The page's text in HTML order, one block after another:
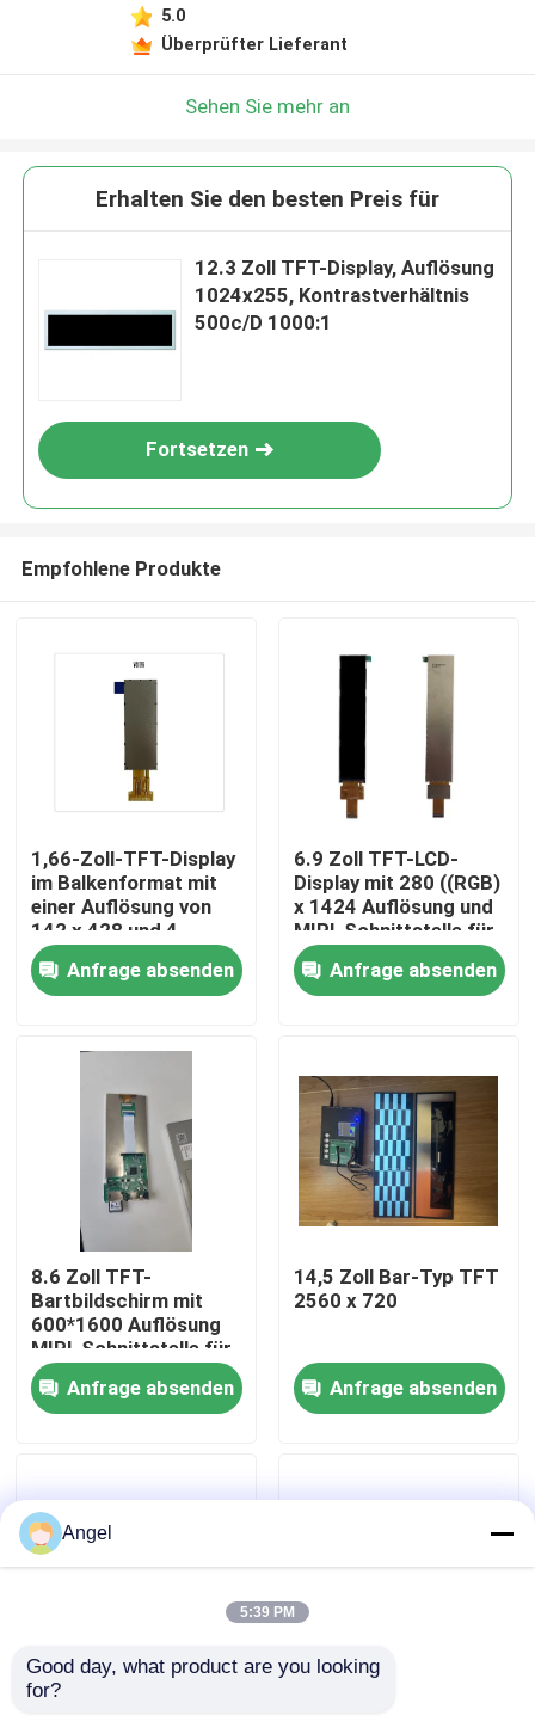
Produkte
Videos
VR-Show
Über uns
Fabrik-Ausflug
Qualitätskontrolle
Treten Sie mit uns in Verbindung
5.0
Überprüfter Lieferant
Sehen Sie mehr an
Erhalten Sie den besten Preis für
12.3 Zoll TFT-Display, Auflösung
1024x255, Kontrastverhältnis
500c/D 1000:1
Fortsetzen
Empfohlene Produkte
1,66-Zoll-TFT-Display
im Balkenformat mit
einer Auflösung von
142 x 428 und 4-
Draht-SPI-
Schnittstelle zum
Ansteuern des IC
Anfrage absenden
6.9 Zoll TFT-LCD-
Display mit 280 ((RGB)
x 1424 Auflösung und
MIPI-Schnittstelle für
industrielle
Verwendung
Anfrage absenden
8.6 Zoll TFT-
Bartbildschirm mit
600*1600 Auflösung
MIPI-Schnittstelle für
die Steuerung von IC
JD9365DA-H3
Anfrage absenden
14,5 Zoll Bar-Typ TFT
2560 x 720
Anfrage absenden
1,65 Zoll Bar-Typ
Angel
5:39 PM
Good day, what product are you looking
for?